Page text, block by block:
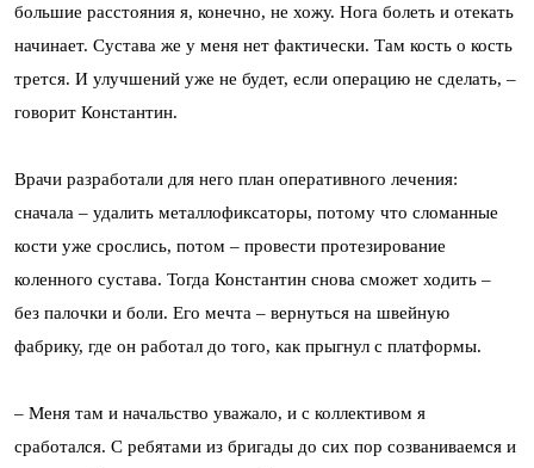
большие расстояния я, конечно, не хожу. Нога болеть и отекать
начинает. Сустава же у меня нет фактически. Там кость о кость
трется. И улучшений уже не будет, если операцию не сделать, –
говорит Константин.
Врачи разработали для него план оперативного лечения:
сначала – удалить металлофиксаторы, потому что сломанные
кости уже срослись, потом – провести протезирование
коленного сустава. Тогда Константин снова сможет ходить –
без палочки и боли. Его мечта – вернуться на швейную
фабрику, где он работал до того, как прыгнул с платформы.
– Меня там и начальство уважало, и с коллективом я
сработался. С ребятами из бригады до сих пор созваниваемся и